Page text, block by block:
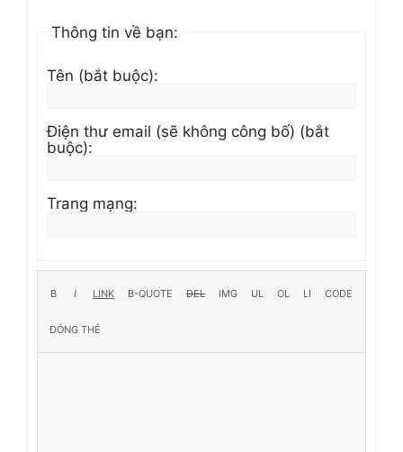
Thông tin về bạn:
Tên (bắt buộc):
Điện thư email (sẽ không công bố) (bắt
buộc):
Trang mạng: